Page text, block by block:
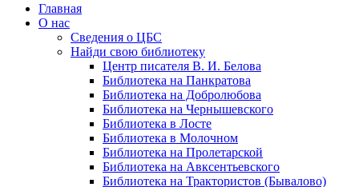
Главная
О нас
Сведения о ЦБС
Найди свою библиотеку
Центр писателя В. И. Белова
Библиотека на Панкратова
Библиотека на Добролюбова
Библиотека на Чернышевского
Библиотека в Лосте
Библиотека в Молочном
Библиотека на Пролетарской
Библиотека на Авксентьевского
Библиотека на Трактористов (Бывалово)